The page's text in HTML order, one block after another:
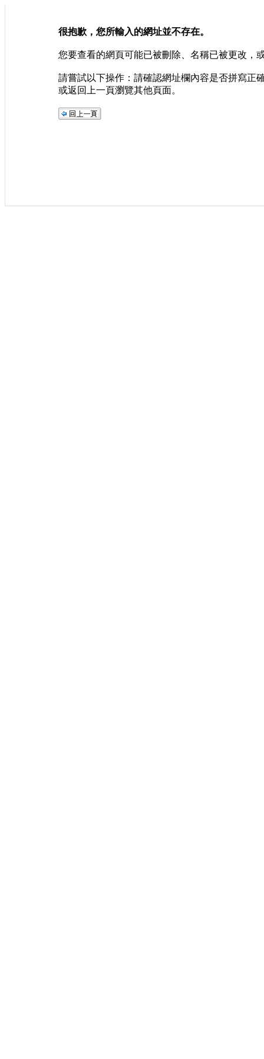
很抱歉，您所輸入的網址並不存在。
您要查看的網頁可能已被刪除、名稱已被更改，
請嘗試以下操作：請確認網址欄內容是否拼寫正
或返回上一頁瀏覽其他頁面。